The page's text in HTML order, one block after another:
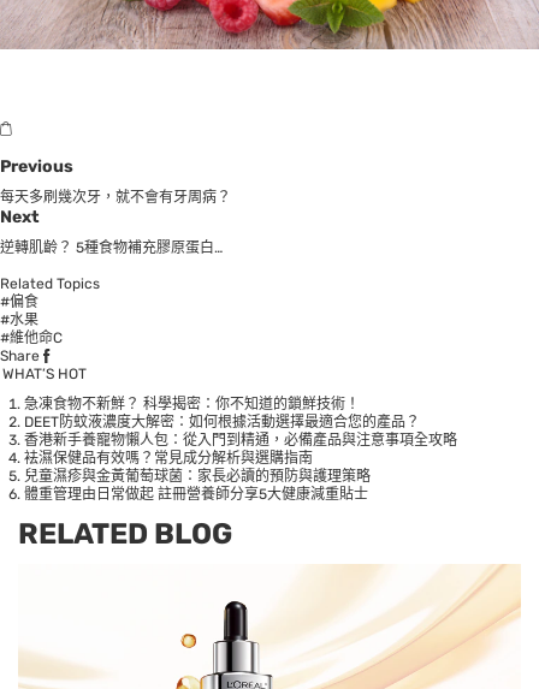
Previous
每天多刷幾次牙，就不會有牙周病？
Next
逆轉肌齡？ 5種食物補充膠原蛋白…
Related Topics
#偏食
#水果
#維他命C
Share
WHAT’S HOT
急凍食物不新鮮？ 科學揭密：你不知道的鎖鮮技術！
DEET防蚊液濃度大解密：如何根據活動選擇最適合您的產品？
香港新手養寵物懶人包：從入門到精通，必備產品與注意事項全攻略
袪濕保健品有效嗎？常見成分解析與選購指南
兒童濕疹與金黃葡萄球菌：家長必讀的預防與護理策略
體重管理由日常做起 註冊營養師分享5大健康減重貼士
RELATED BLOG